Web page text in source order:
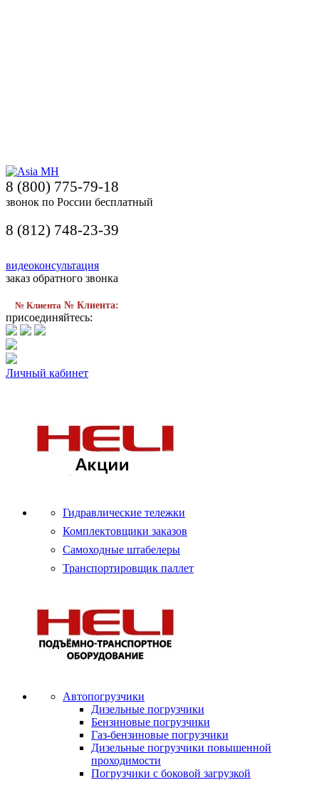
8 (800) 775-79-18
звонок по России бесплатный
8 (812) 748-23-39
видеоконсультация
заказ обратного звонка
№ Клиента № Клиента:
присоединяйтесь:
Личный кабинет
Гидравлические тележки
Комплектовщики заказов
Самоходные штабелеры
Транспортировщик паллет
Автопогрузчики
Дизельные погрузчики
Бензиновые погрузчики
Газ-бензиновые погрузчики
Дизельные погрузчики повышенной
проходимости
Погрузчики с боковой загрузкой